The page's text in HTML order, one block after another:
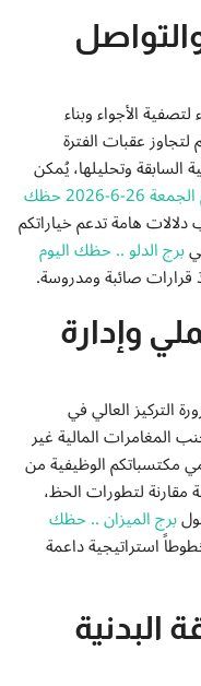
الأجواء وبناء
عقبات الفترة
السابقة وتحليلها، يُمكن
توقعات الأبراج اليوم الجمعة 26-6-2026 حظك
هامة تدعم خياراتكم
برج الدلو .. حظك اليوم
قرارات صائبة ومدروسة.
وإدارة
التركيز العالي في
المغامرات المالية غير
مكتسباتكم الوظيفية من
مقارنة لتطورات الحظ،
برج الميزان .. حظك
استراتيجية داعمة
البدنية